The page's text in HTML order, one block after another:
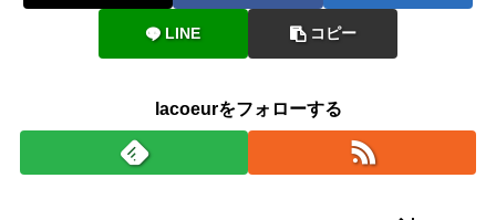
LINE コピー
lacoeurをフォローする